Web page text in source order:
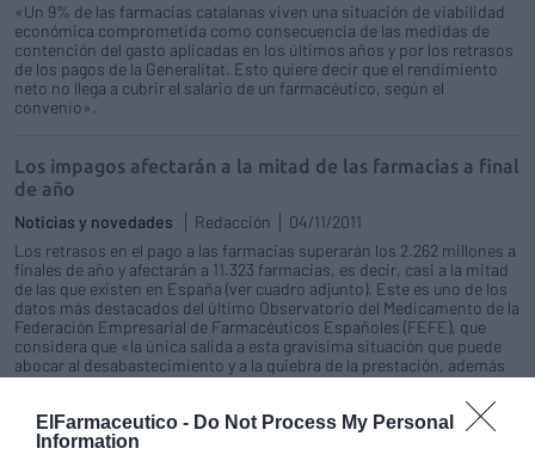
ElFarmaceutico - Do Not Process My Personal
Information
«Un 9% de las farmacias catalanas viven una situación de viabilidad
económica comprometida como consecuencia de las medidas de
contención del gasto aplicadas en los últimos años y por los retrasos
de los pagos de la Generalitat. Esto quiere decir que el rendimiento
neto no llega a cubrir el salario de un farmacéutico, según el
convenio».
Los impagos afectarán a la mitad de las farmacias a final
de año
Noticias y novedades Redacción
04/11/2011
Los retrasos en el pago a las farmacias superarán los 2.262 millones a
finales de año y afectarán a 11.323 farmacias, es decir, casi a la mitad
de las que existen en España (ver cuadro adjunto). Este es uno de los
datos más destacados del último Observatorio del Medicamento de la
Federación Empresarial de Farmacéuticos Españoles (FEFE), que
considera que «la única salida a esta gravísima situación que puede
abocar al desabastecimiento y a la quiebra de la prestación, además
de afectar a la viabilidad individual de las farmacias y demás agentes